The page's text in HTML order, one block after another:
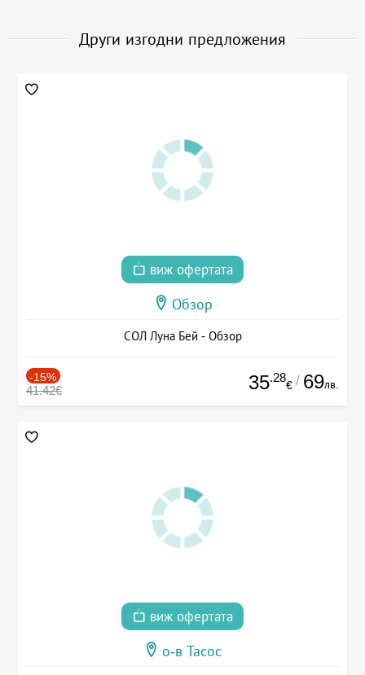
Други изгодни предложения
виж офертата
Обзор
СОЛ Луна Бей - Обзор
-15%
41.42€ 35.28
€ / 69лв.
виж офертата
о-в Тасос